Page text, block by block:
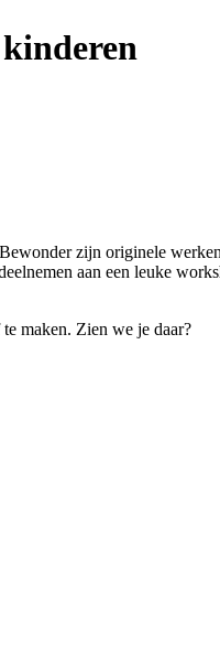
zijn originele
aan een leuke
maken. Zien we je daar?